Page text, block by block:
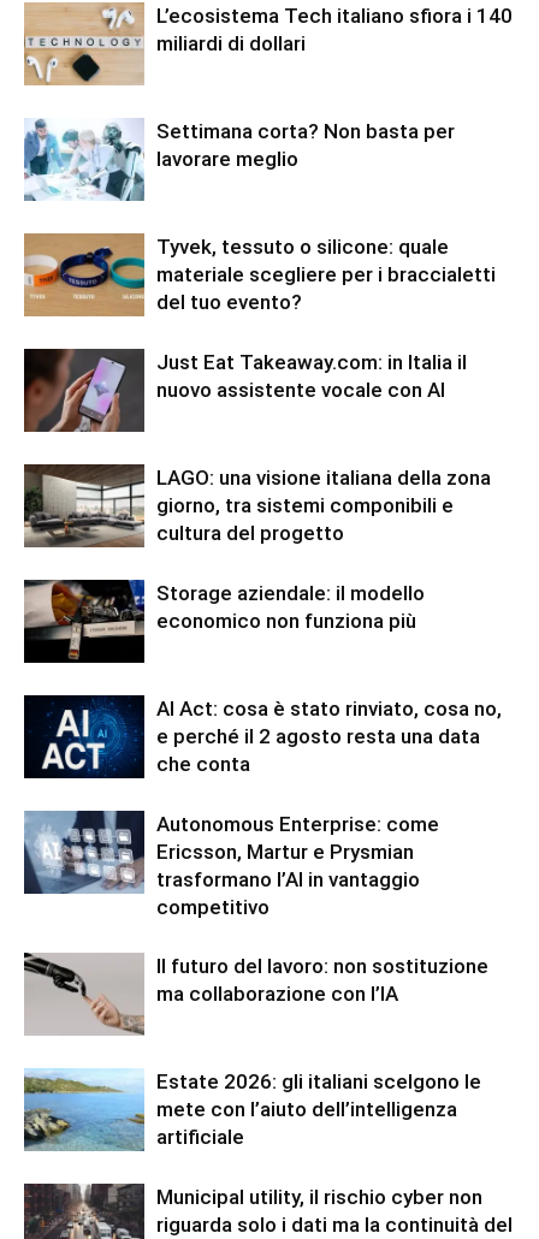
L’ecosistema Tech italiano sfiora i 140
miliardi di dollari
Settimana corta? Non basta per
lavorare meglio
Tyvek, tessuto o silicone: quale
materiale scegliere per i braccialetti
del tuo evento?
Just Eat Takeaway.com: in Italia il
nuovo assistente vocale con AI
LAGO: una visione italiana della zona
giorno, tra sistemi componibili e
cultura del progetto
Storage aziendale: il modello
economico non funziona più
AI Act: cosa è stato rinviato, cosa no,
e perché il 2 agosto resta una data
che conta
Autonomous Enterprise: come
Ericsson, Martur e Prysmian
trasformano l’AI in vantaggio
competitivo
Il futuro del lavoro: non sostituzione
ma collaborazione con l’IA
Estate 2026: gli italiani scelgono le
mete con l’aiuto dell’intelligenza
artificiale
Municipal utility, il rischio cyber non
riguarda solo i dati ma la continuità del